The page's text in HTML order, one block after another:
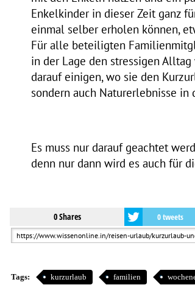
Enkelkinder in dieser Zeit ganz
einmal selber erholen können,
Für alle beteiligten
in der Lage den stressigen
darauf einigen, wo sie den
sondern auch Naturerlebnisse in
Es muss nur darauf geachtet
denn nur dann wird es auch für
0 Shares 0 tweets
Tags: kurzurlaub familien